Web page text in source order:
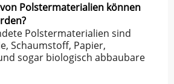
Polstermaterialien können
Polstermaterialien sind
Schaumstoff, Papier,
sogar biologisch abbaubare